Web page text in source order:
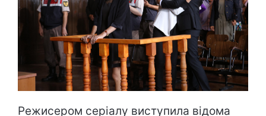
Режисером серіалу виступила відома